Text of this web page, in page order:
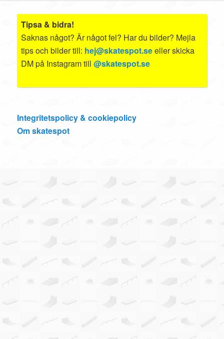
Tipsa & bidra!
Saknas något? Är något fel? Har du bilder? Mejla
tips och bilder till: hej@skatespot.seeller skicka
DM på Instagram till@skatespot.se
Integritetspolicy & cookiepolicy
Om skatespot